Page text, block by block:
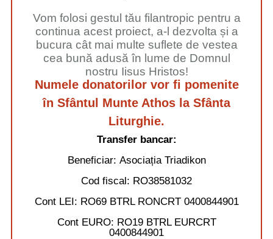
Vom folosi gestul tău filantropic pentru a
continua acest proiect, a-l dezvolta și a
bucura cât mai multe suflete de vestea
cea bună adusă în lume de Domnul
nostru Iisus Hristos!
Numele donatorilor vor fi pomenite
în Sfântul Munte Athos la Sfânta
Liturghie.
Transfer bancar:
Beneficiar: Asociația Triadikon
Cod fiscal: RO38581032
Cont LEI: RO69 BTRL RONCRT 0400844901
Cont EURO: RO19 BTRL EURCRT
0400844901